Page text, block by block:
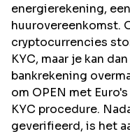
energierekening,
huurovereenkomst.
cryptocurrencies
KYC, maar je kan
bankrekening
om OPEN met
KYC procedure.
geverifieerd, is het